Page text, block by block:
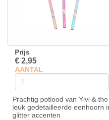
Prijs
€ 2,95
AANTAL
Prachtig potlood van Ylvi &
leuk gedetailleerde eenhoorn
glitter accenten